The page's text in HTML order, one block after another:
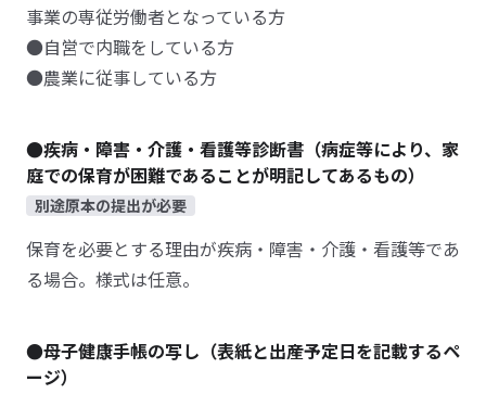
事業の専従労働者となっている方
●自営で内職をしている方
●農業に従事している方
●疾病・障害・介護・看護等診断書（病症等により、家
庭での保育が困難であることが明記してあるもの）
別途原本の提出が必要
保育を必要とする理由が疾病・障害・介護・看護等であ
る場合。様式は任意。
●母子健康手帳の写し（表紙と出産予定日を記載するペ
ージ）